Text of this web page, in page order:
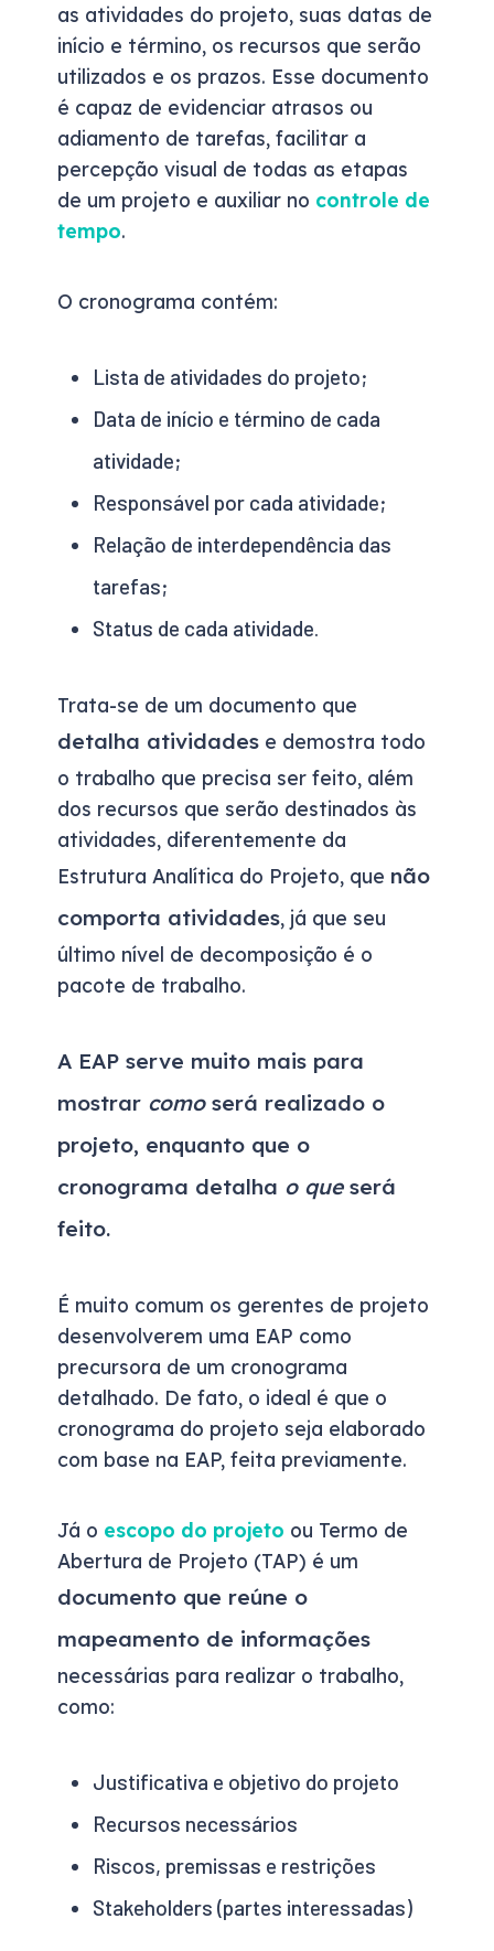
as atividades do projeto, suas datas de
início e término, os recursos que serão
utilizados e os prazos. Esse documento
é capaz de evidenciar atrasos ou
adiamento de tarefas, facilitar a
percepção visual de todas as etapas
de um projeto e auxiliar no controle de
tempo.
O cronograma contém:
Lista de atividades do projeto;
Data de início e término de cada
atividade;
Responsável por cada atividade;
Relação de interdependência das
tarefas;
Status de cada atividade.
Trata-se de um documento que
detalha atividades e demostra todo
o trabalho que precisa ser feito, além
dos recursos que serão destinados às
atividades, diferentemente da
Estrutura Analítica do Projeto, que não
comporta atividades, já que seu
último nível de decomposição é o
pacote de trabalho.
A EAP serve muito mais para
mostrar comoserá realizado o
projeto, enquanto que o
cronograma detalha o queserá
feito.
É muito comum os gerentes de projeto
desenvolverem uma EAP como
precursora de um cronograma
detalhado. De fato, o ideal é que o
cronograma do projeto seja elaborado
com base na EAP, feita previamente.
Já o escopo do projeto ou Termo de
Abertura de Projeto (TAP) é um
documento que reúne o
mapeamento de informações
necessárias para realizar o trabalho,
como:
Justificativa e objetivo do projeto
Recursos necessários
Riscos, premissas e restrições
Stakeholders (partes interessadas)